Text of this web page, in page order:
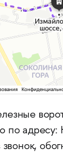
по адресу: